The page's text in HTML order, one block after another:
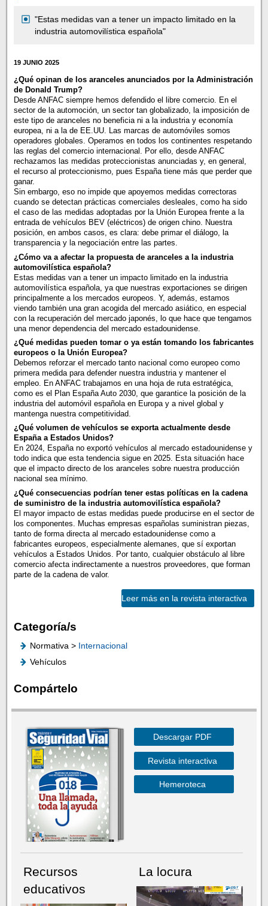
"Estas medidas van a tener un impacto limitado en la
industria automovilística española"
19 JUNIO 2025
¿Qué opinan de los aranceles anunciados por la Administración
de Donald Trump?
Desde ANFAC siempre hemos defendido el libre comercio. En el
sector de la automoción, un sector tan globalizado, la imposición de
este tipo de aranceles no beneficia ni a la industria y economía
europea, ni a la de EE.UU. Las marcas de automóviles somos
operadores globales. Operamos en todos los continentes respetando
las reglas del comercio internacional. Por ello, desde ANFAC
rechazamos las medidas proteccionistas anunciadas y, en general,
el recurso al proteccionismo, pues España tiene más que perder que
ganar.
Sin embargo, eso no impide que apoyemos medidas correctoras
cuando se detectan prácticas comerciales desleales, como ha sido
el caso de las medidas adoptadas por la Unión Europea frente a la
entrada de vehículos BEV (eléctricos) de origen chino. Nuestra
posición, en ambos casos, es clara: debe primar el diálogo, la
transparencia y la negociación entre las partes.
¿Cómo va a afectar la propuesta de aranceles a la industria
automovilística española?
Estas medidas van a tener un impacto limitado en la industria
automovilística española, ya que nuestras exportaciones se dirigen
principalmente a los mercados europeos. Y, además, estamos
viendo también una gran acogida del mercado asiático, en especial
con la recuperación del mercado japonés, lo que hace que tengamos
una menor dependencia del mercado estadounidense.
¿Qué medidas pueden tomar o ya están tomando los fabricantes
europeos o la Unión Europea?
Debemos reforzar el mercado tanto nacional como europeo como
primera medida para defender nuestra industria y mantener el
empleo. En ANFAC trabajamos en una hoja de ruta estratégica,
como es el Plan España Auto 2030, que garantice la posición de la
industria del automóvil española en Europa y a nivel global y
mantenga nuestra competitividad.
¿Qué volumen de vehículos se exporta actualmente desde
España a Estados Unidos?
En 2024, España no exportó vehículos al mercado estadounidense y
todo indica que esta tendencia sigue en 2025. Esta situación hace
que el impacto directo de los aranceles sobre nuestra producción
nacional sea mínimo.
¿Qué consecuencias podrían tener estas políticas en la cadena
de suministro de la industria automovilística española?
El mayor impacto de estas medidas puede producirse en el sector de
los componentes. Muchas empresas españolas suministran piezas,
tanto de forma directa al mercado estadounidense como a
fabricantes europeos, especialmente alemanes, que sí exportan
vehículos a Estados Unidos. Por tanto, cualquier obstáculo al libre
comercio afecta indirectamente a nuestros proveedores, que forman
parte de la cadena de valor.
Leer más en la revista interactiva
Categoría/s
Normativa > Internacional
Vehículos
Compártelo
Descargar PDF
Revista interactiva
Hemeroteca
Recursos
educativos
La locura